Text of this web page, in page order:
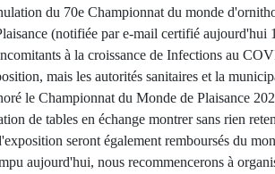
du 70e Championnat du monde
(notifiée par e-mail certifié
à la croissance de Infections au
mais les autorités sanitaires et la
le Championnat du Monde de Plaisance
de tables en échange montrer sans rien
seront également remboursés du
aujourd'hui, nous recommencerons à